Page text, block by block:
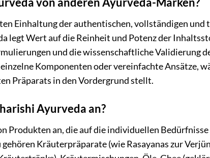
Einhaltung der authentischen, vollständigen
legt Wert auf die Reinheit und Potenz der
und die wissenschaftliche Validierung
Komponenten oder vereinfachte Ansätze,
Präparats in den Vordergrund stellt.
Ayurveda an?
Produkten an, die auf die individuellen Bedürfnisse
Kräuterpräparate (wie Rasayanas zur